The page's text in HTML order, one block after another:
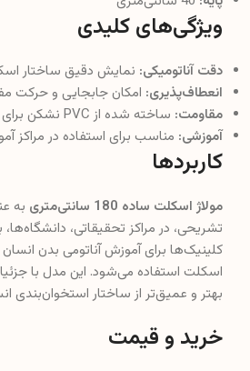
ویژگی‌های کلیدی
دقت آناتومیکی: نمایش دقیق ساختار
انعطاف‌پذیری: امکان جابجایی و حرکت
مقاومت: ساخته شده از PVC نشکن برای افزایش دوام و طول عمر
آموزشی: مناسب برای استفاده در مراکز
کاربردها
مولاژ اسکلت ساده 180 سانتی‌متری
به
تشریحی، در مراکز تحقیقاتی،
کلینیک‌ها برای آموزش آناتومی بدن
اسکلت استفاده می‌شود. این مدل با
بهتر و عمیق‌تر از ساختار استخوان‌بندی
خرید و قیمت